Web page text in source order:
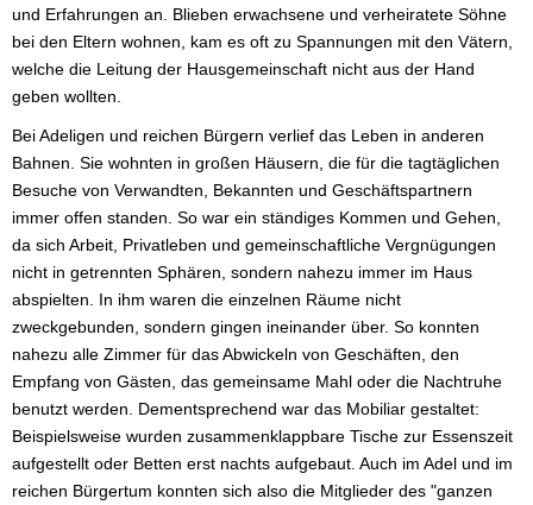
und Erfahrungen an. Blieben erwachsene und verheiratete Söhne
bei den Eltern wohnen, kam es oft zu Spannungen mit den Vätern,
welche die Leitung der Hausgemeinschaft nicht aus der Hand
geben wollten.
Bei Adeligen und reichen Bürgern verlief das Leben in anderen
Bahnen. Sie wohnten in großen Häusern, die für die tagtäglichen
Besuche von Verwandten, Bekannten und Geschäftspartnern
immer offen standen. So war ein ständiges Kommen und Gehen,
da sich Arbeit, Privatleben und gemeinschaftliche Vergnügungen
nicht in getrennten Sphären, sondern nahezu immer im Haus
abspielten. In ihm waren die einzelnen Räume nicht
zweckgebunden, sondern gingen ineinander über. So konnten
nahezu alle Zimmer für das Abwickeln von Geschäften, den
Empfang von Gästen, das gemeinsame Mahl oder die Nachtruhe
benutzt werden. Dementsprechend war das Mobiliar gestaltet:
Beispielsweise wurden zusammenklappbare Tische zur Essenszeit
aufgestellt oder Betten erst nachts aufgebaut. Auch im Adel und im
reichen Bürgertum konnten sich also die Mitglieder des "ganzen